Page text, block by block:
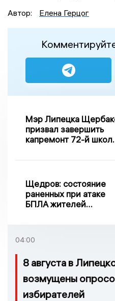
Автор:
Елена Герцог
Мэр Липецка
призвал завершить
капремонт 72-й
Щедров: состояние
раненных при атаке
БПЛА жителей
04:00
8 августа в
возмущены
избирателей